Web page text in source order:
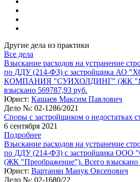
Другие дела из практики
Все дела
Взыскание расходов на устранение
по ДДУ (214-ФЗ) с застройщика АО
КОМПАНИЯ "СУИХОЛДИНГ" (ЖК
взыскано 569787,93 руб.
Юрист: Кашаев Максим Павлович
Дело №: 02-1286/2021
Споры с застройщиком о недостатках
6 сентября 2021
Подробнее
Взыскание расходов на устранение
по ДДУ (214-ФЗ) с застройщика ООО
(ЖК "Преображение"). Всего взыскано
Юрист: Вартанян Манук Овсепович
Дело №: 02-1680/22